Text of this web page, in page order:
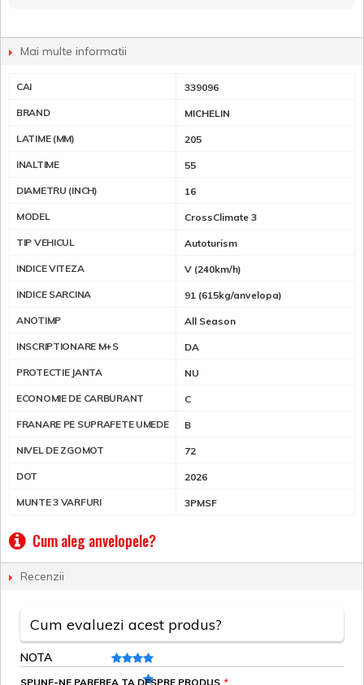
Mai multe informatii
CAI 339096
BRAND MICHELIN
LATIME (MM) 205
INALTIME 55
DIAMETRU (INCH) 16
MODEL CrossClimate 3
TIP VEHICUL Autoturism
INDICE VITEZA V (240km/h)
INDICE SARCINA 91 (615kg/anvelopa)
ANOTIMP All Season
INSCRIPTIONARE M+S DA
PROTECTIE JANTA NU
ECONOMIE DE CARBURANT C
FRANARE PE SUPRAFETE UMEDE B
NIVEL DE ZGOMOT 72
DOT 2026
MUNTE 3 VARFURI 3PMSF
Cum aleg anvelopele?
Recenzii
Cum evaluezi acest produs?
NOTA
*
SPUNE-NE PAREREA TA DESPRE PRODUS